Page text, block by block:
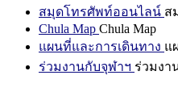
สมุดโทรศัพท์ออนไลน์ ส
Chula Map Chula Map
แผนที่และการเดินทาง แ
ร่วมงานกับจุฬาฯ ร่วมงา